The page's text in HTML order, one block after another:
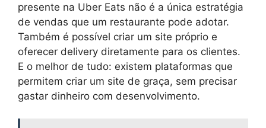
presente na Uber Eats não é a única estratégia
de vendas que um restaurante pode adotar.
Também é possível criar um site próprio e
oferecer delivery diretamente para os clientes.
E o melhor de tudo: existem plataformas que
permitem criar um site de graça, sem precisar
gastar dinheiro com desenvolvimento.